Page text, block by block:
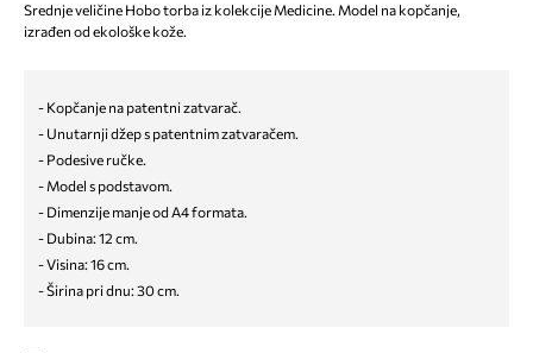
Srednje veličine Hobo torba iz kolekcije Medicine. Model na kopčanje,
izrađen od ekološke kože.
- Kopčanje na patentni zatvarač.
- Unutarnji džep s patentnim zatvaračem.
- Podesive ručke.
- Model s podstavom.
- Dimenzije manje od A4 formata.
- Dubina: 12 cm.
- Visina: 16 cm.
- Širina pri dnu: 30 cm.